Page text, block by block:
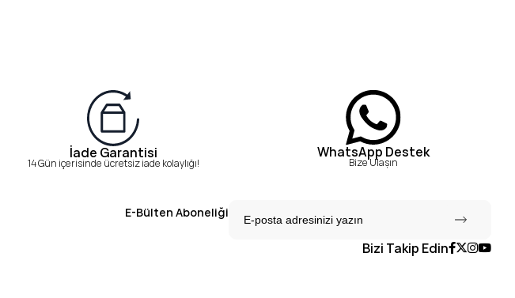
İade Garantisi
14 Gün içerisinde ücretsiz iade kolaylığı!
WhatsApp Destek
Bize Ulaşın
E-Bülten Aboneliği
Bizi Takip Edin